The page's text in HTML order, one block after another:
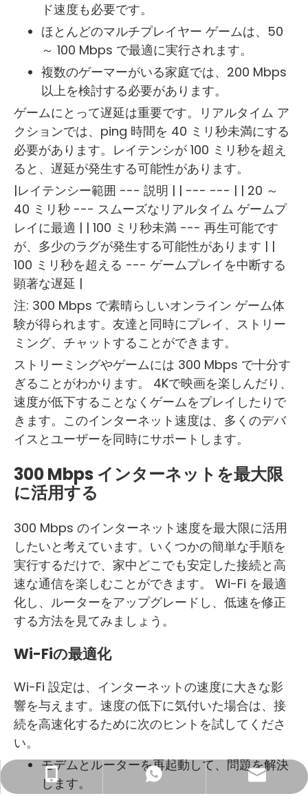
ド速度も必要です。
ほとんどのマルチプレイヤー ゲームは、50
～ 100 Mbps で最適に実行されます。
複数のゲーマーがいる家庭では、200 Mbps
以上を検討する必要があります。
ゲームにとって遅延は重要です。リアルタイム ア
クションでは、ping 時間を 40 ミリ秒未満にする
必要があります。レイテンシが 100 ミリ秒を超え
ると、遅延が発生する可能性があります。
|レイテンシー範囲 --- 説明 | | --- --- | | 20 ～
40 ミリ秒 --- スムーズなリアルタイム ゲームプ
レイに最適 | | 100 ミリ秒未満 --- 再生可能です
が、多少のラグが発生する可能性があります | |
100 ミリ秒を超える --- ゲームプレイを中断する
顕著な遅延 |
注: 300 Mbps で素晴らしいオンライン ゲーム体
験が得られます。友達と同時にプレイ、ストリー
ミング、チャットすることができます。
ストリーミングやゲームには 300 Mbps で十分す
ぎることがわかります。 4Kで映画を楽しんだり、
速度が低下することなくゲームをプレイしたりで
きます。このインターネット速度は、多くのデバ
イスとユーザーを同時にサポートします。
300 Mbps インターネットを最大限
に活用する
300 Mbps のインターネット速度を最大限に活用
したいと考えています。いくつかの簡単な手順を
実行するだけで、家中どこでも安定した接続と高
速な通信を楽しむことができます。 Wi-Fi を最適
化し、ルーターをアップグレードし、低速を修正
する方法を見てみましょう。
Wi-Fiの最適化
Wi-Fi 設定は、インターネットの速度に大きな影
響を与えます。速度の低下に気付いた場合は、接
続を高速化するために次のヒントを試してくださ
い。
モデムとルーターを再起動して、問題を解決
します。
+86- 13923714138
+86 13923714138
ビジネスメール: sales@lb-link.com